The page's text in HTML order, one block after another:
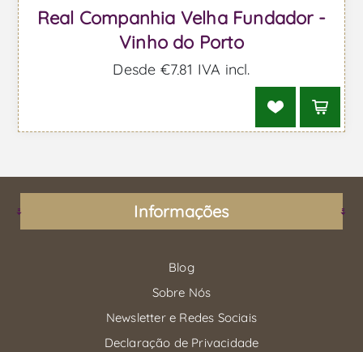
Real Companhia Velha Fundador -
Vinho do Porto
Desde €7,81 IVA incl.
Informações
Blog
Sobre Nós
Newsletter e Redes Sociais
Declaração de Privacidade